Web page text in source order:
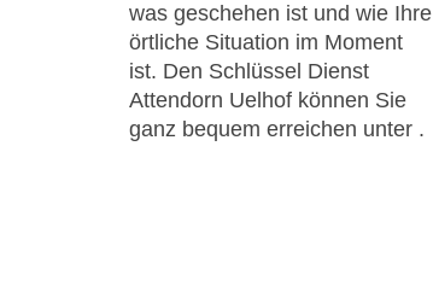
was geschehen ist und wie Ihre
örtliche Situation im Moment
ist. Den Schlüssel Dienst
Attendorn Uelhof können Sie
ganz bequem erreichen unter .